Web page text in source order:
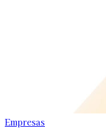
Empresas